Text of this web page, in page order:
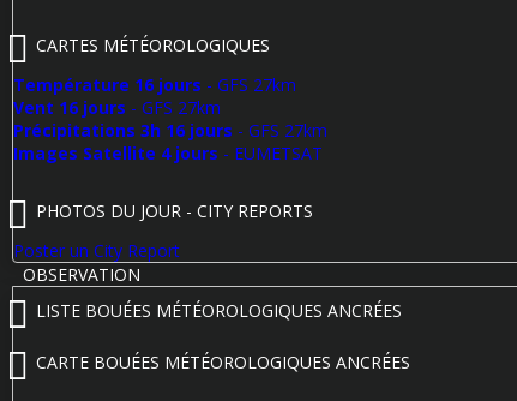
CARTES MÉTÉOROLOGIQUES
Température 16 jours - GFS 27km
Vent 16 jours - GFS 27km
Précipitations 3h 16 jours - GFS 27km
Images Satellite 4 jours - EUMETSAT
PHOTOS DU JOUR - CITY REPORTS
Poster un City Report
OBSERVATION
LISTE BOUÉES MÉTÉOROLOGIQUES ANCRÉES
CARTE BOUÉES MÉTÉOROLOGIQUES ANCRÉES